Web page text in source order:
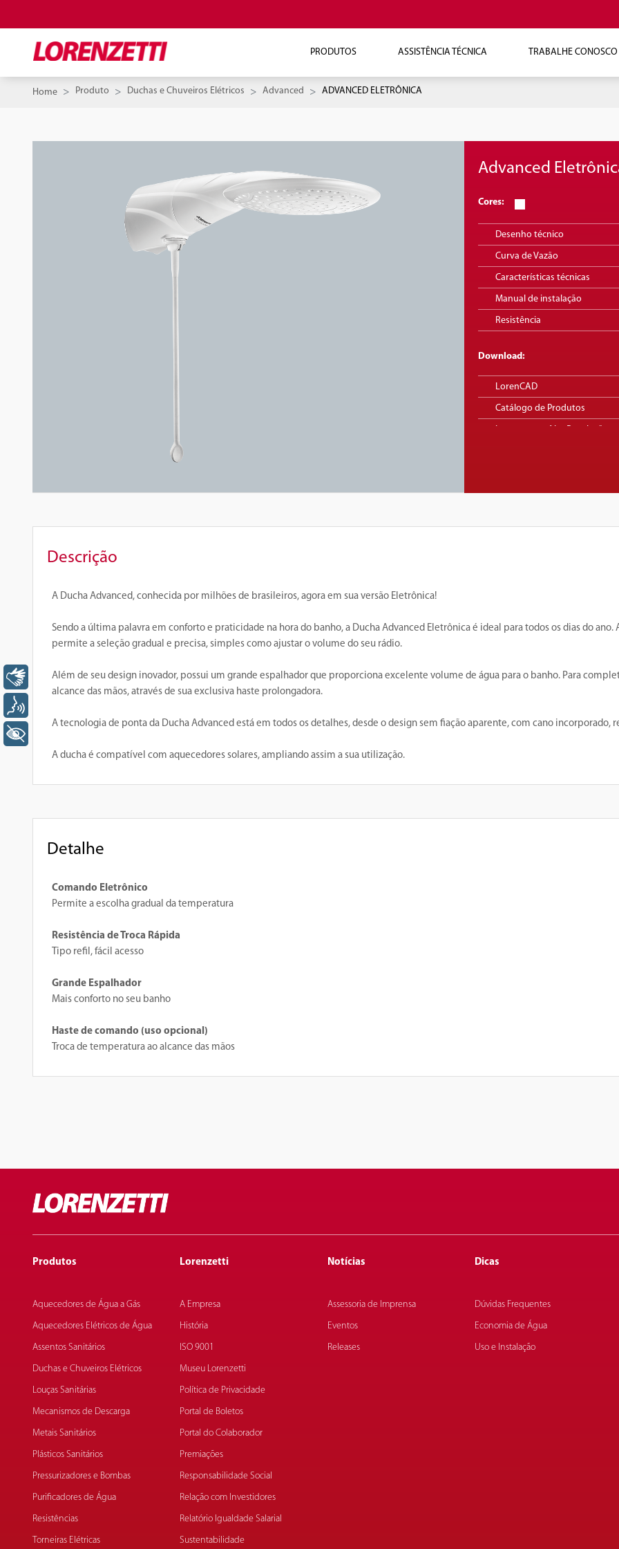
PRODUTOS ASSISTÊNCIA TÉCNICA TRABALHE CONOSCO
Home Produto Duchas e Chuveiros Elétricos Advanced ADVANCED ELETRÔNICA
Advanced
Cores:
Desenho técnico
Curva de Vazão
Características técnicas
Manual de instalação
Resistência
Download:
LorenCAD
Catálogo de Produtos
Descrição
A Ducha Advanced, conhecida por milhões de brasileiros, agora em sua versão Eletrônica!
Sendo a última palavra em conforto e praticidade na hora do banho, a Ducha Advanced Eletrônica é ideal para todos os dias do
permite a seleção gradual e precisa, simples como ajustar o volume do seu rádio.
Além de seu design inovador, possui um grande espalhador que proporciona excelente volume de água para o banho. Para
alcance das mãos, através de sua exclusiva haste prolongadora.
A tecnologia de ponta da Ducha Advanced está em todos os detalhes, desde o design sem fiação aparente, com cano incorporado,
A ducha é compatível com aquecedores solares, ampliando assim a sua utilização.
Detalhe
Comando Eletrônico
Permite a escolha gradual da temperatura
Resistência de Troca Rápida
Tipo refil, fácil acesso
Grande Espalhador
Mais conforto no seu banho
Haste de comando (uso opcional)
Troca de temperatura ao alcance das mãos
Produtos
Aquecedores de Água a Gás
Aquecedores Elétricos de Água
Assentos Sanitários
Duchas e Chuveiros Elétricos
Louças Sanitárias
Mecanismos de Descarga
Metais Sanitários
Plásticos Sanitários
Pressurizadores e Bombas
Purificadores de Água
Resistências
Torneiras Elétricas
Lorenzetti
A Empresa
História
ISO 9001
Museu Lorenzetti
Política de Privacidade
Portal de Boletos
Portal do Colaborador
Premiações
Responsabilidade Social
Relação com Investidores
Relatório Igualdade Salarial
Sustentabilidade
Notícias
Assessoria de Imprensa
Eventos
Releases
Dicas
Dúvidas Frequentes
Economia de Água
Uso e Instalação
Libras